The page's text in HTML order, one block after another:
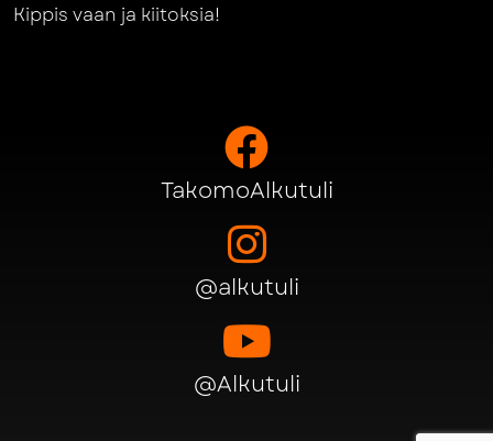
Kippis vaan ja kiitoksia!
TakomoAlkutuli
@alkutuli
@Alkutuli